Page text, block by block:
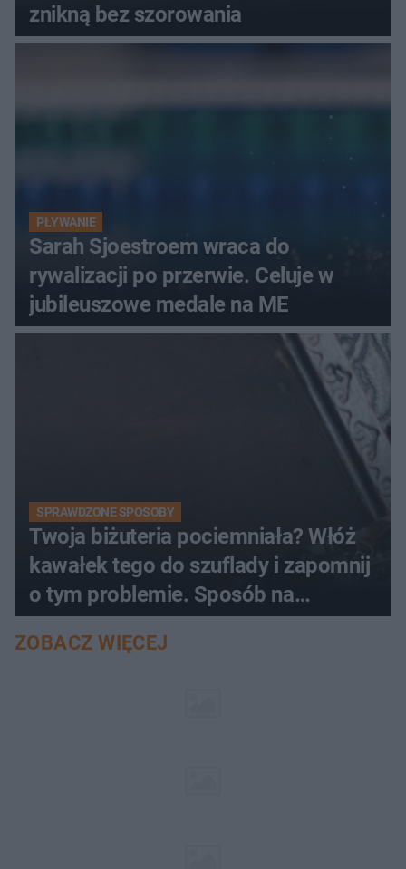
znikną bez szorowania
PŁYWANIE
Sarah Sjoestroem wraca do
rywalizacji po przerwie. Celuje w
jubileuszowe medale na ME
SPRAWDZONE SPOSOBY
Twoja biżuteria pociemniała? Włóż
kawałek tego do szuflady i zapomnij
o tym problemie. Sposób na
pociemniałą biżuterię
ZOBACZ WIĘCEJ